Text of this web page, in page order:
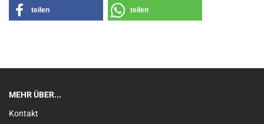
teilen teilen
MEHR ÜBER...
Kontakt